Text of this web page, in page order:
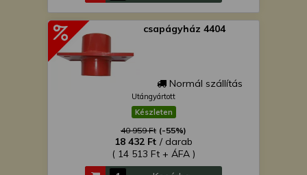
csapágyház 4404
Normál szállítás
Utángyártott
Készleten
40 959 Ft (-55%)
18 432 Ft / darab
( 14 513 Ft + ÁFA )